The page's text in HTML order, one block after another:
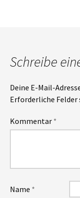
Schreibe
Deine E-Mail-
Erforderliche Felder
Kommentar *
Name *